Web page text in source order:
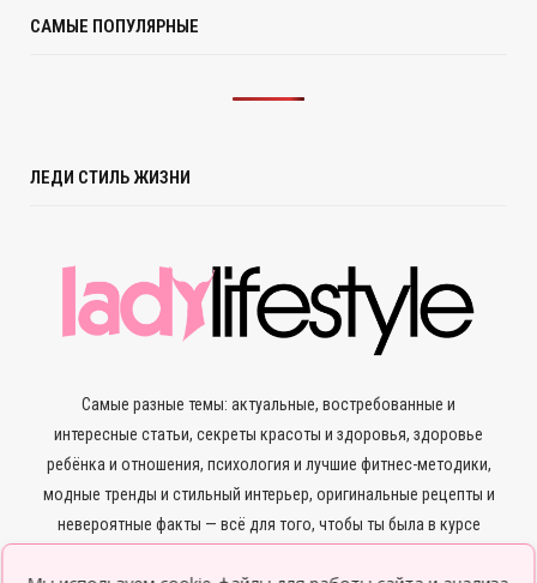
САМЫЕ ПОПУЛЯРНЫЕ
ЛЕДИ СТИЛЬ ЖИЗНИ
Самые разные темы: актуальные, востребованные и
интересные статьи, секреты красоты и здоровья, здоровье
ребёнка и отношения, психология и лучшие фитнес-методики,
модные тренды и стильный интерьер, оригинальные рецепты и
невероятные факты — всё для того, чтобы ты была в курсе